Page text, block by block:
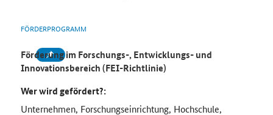
FÖRDERPROGRAMM
Förderung im Forschungs-, Entwicklungs- und
Innovationsbereich (FEI-Richtlinie)
Wer wird gefördert?:
Unternehmen, Forschungseinrichtung, Hochschule,